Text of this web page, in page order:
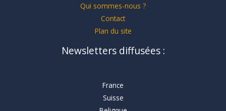
Qui sommes-nous ?
Contact
Plan du site
Newsletters diffusées :
France
Suisse